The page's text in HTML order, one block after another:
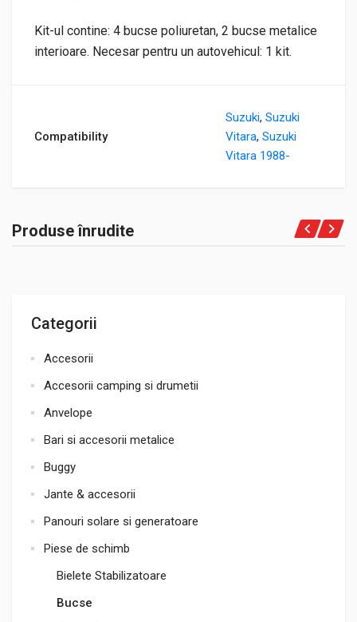
Categorii
Accesorii
Accesorii camping si drumetii
Anvelope
Bari si accesorii metalice
Buggy
Jante & accesorii
Panouri solare si generatoare
Piese de schimb
Bielete Stabilizatoare
Bucse
Kit-ul contine: 4 bucse poliuretan, 2 bucse metalice
interioare. Necesar pentru un autovehicul: 1 kit.
Compatibility
Suzuki, Suzuki
Vitara, Suzuki
Vitara 1988-
Produse înrudite